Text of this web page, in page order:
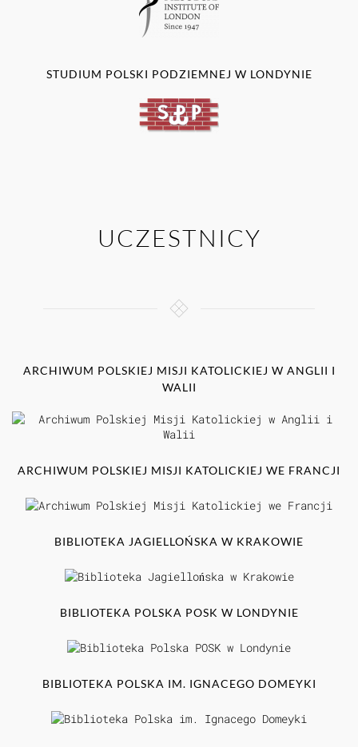
STUDIUM POLSKI PODZIEMNEJ W LONDYNIE
UCZESTNICY
ARCHIWUM POLSKIEJ MISJI KATOLICKIEJ W ANGLII I
WALII
ARCHIWUM POLSKIEJ MISJI KATOLICKIEJ WE FRANCJI
BIBLIOTEKA JAGIELLOŃSKA W KRAKOWIE
BIBLIOTEKA POLSKA POSK W LONDYNIE
BIBLIOTEKA POLSKA IM. IGNACEGO DOMEYKI